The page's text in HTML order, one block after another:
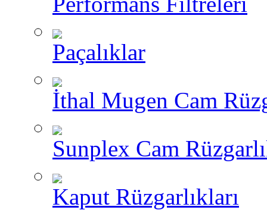
Paçalıklar
İthal Mugen Cam
Sunplex Cam
Kaput Rüzgarlıkları